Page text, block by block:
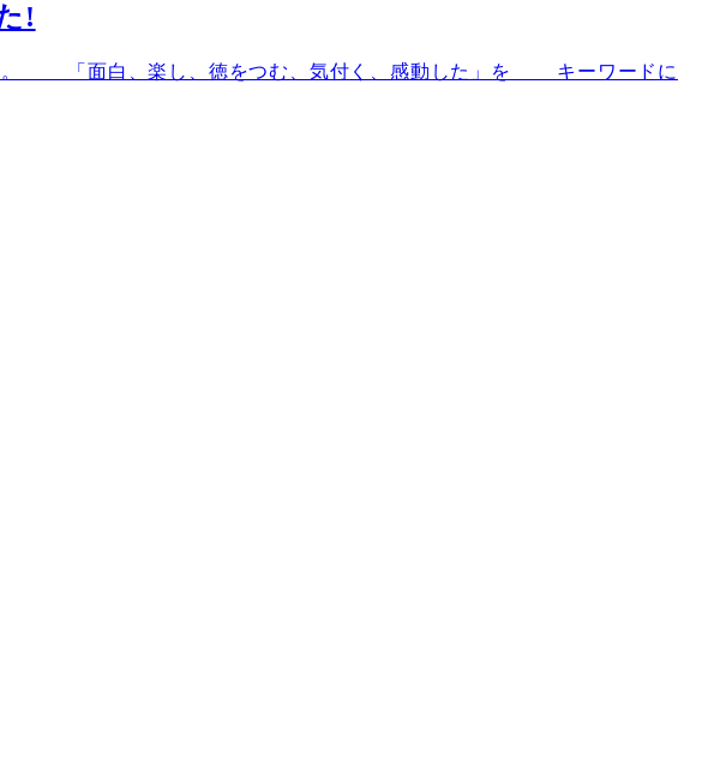
!
「面白、楽し、徳をつむ、気付く、感動した」を キーワードに